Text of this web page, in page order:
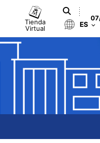
Tienda
Virtual
ES